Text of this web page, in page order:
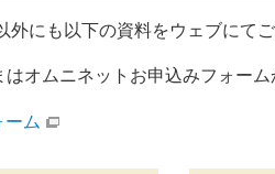
にも以下の資料をウェブにてご
オムニネットお申込みフォーム
ーム